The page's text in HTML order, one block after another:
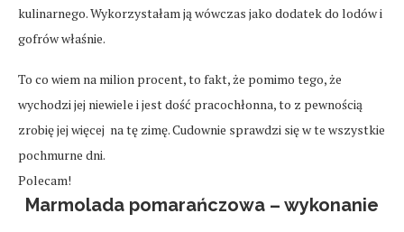
kulinarnego. Wykorzystałam ją wówczas jako dodatek do lodów i
gofrów właśnie.
To co wiem na milion procent, to fakt, że pomimo tego, że
wychodzi jej niewiele i jest dość pracochłonna, to z pewnością
zrobię jej więcej na tę zimę. Cudownie sprawdzi się w te wszystkie
pochmurne dni.
Polecam!
Marmolada pomarańczowa – wykonanie